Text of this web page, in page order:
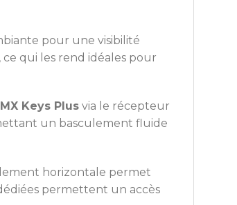
pour une visibilité
qui les rend idéales pour
Keys Plus via le récepteur
un basculement fluide
horizontale permet
permettent un accès